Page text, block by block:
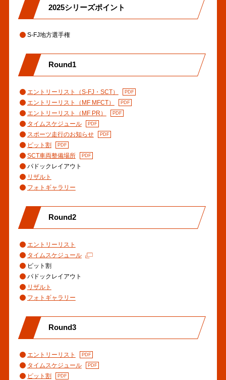
2025シリーズポイント
S-FJ地方選手権
Round1
エントリーリスト（S-FJ・SCT）
エントリーリスト（MF MFCT）
エントリーリスト（MF PR）
タイムスケジュール
スポーツ走行のお知らせ
ピット割
SCT車両整備場所
パドックレイアウト
リザルト
フォトギャラリー
Round2
エントリーリスト
タイムスケジュール
ピット割
パドックレイアウト
リザルト
フォトギャラリー
Round3
エントリーリスト
タイムスケジュール
ピット割